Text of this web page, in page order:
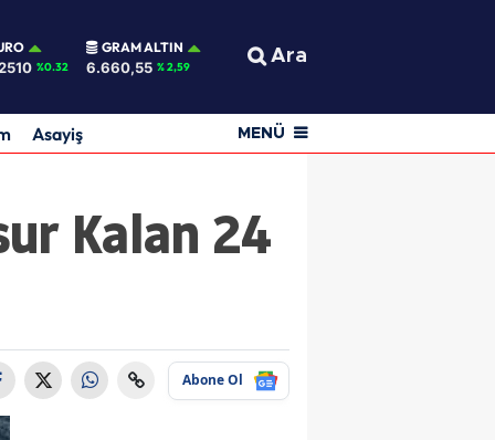
%0.32
GRAM ALTIN
6.660,55 % 2,59 Ara
Asayiş MENÜ
Kalan 24
Abone Ol